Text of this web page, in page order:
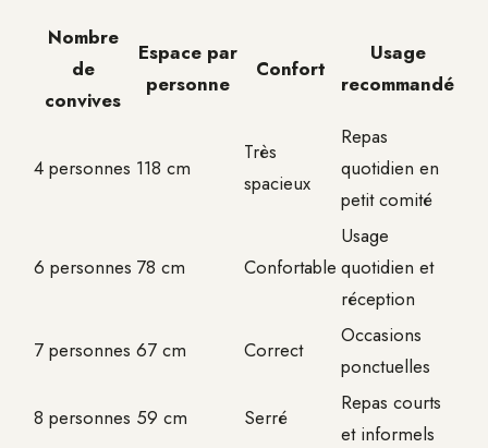
Nombre
de
convives
Espace par
personne
Confort
Usage
recommandé
4 personnes 118 cm
Très
spacieux
Repas
quotidien en
petit comité
6 personnes 78 cm Confortable
Usage
quotidien et
réception
7 personnes 67 cm Correct
Occasions
ponctuelles
8 personnes 59 cm Serré
Repas courts
et informels